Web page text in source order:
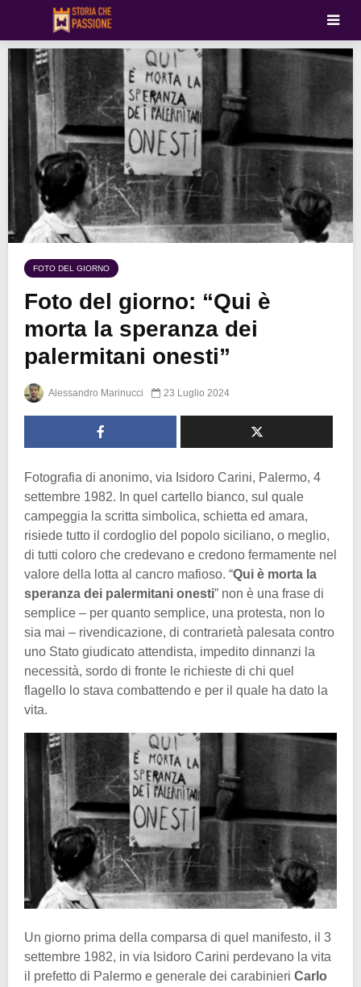
FOTO DEL GIORNO
Foto del giorno: “Qui è
morta la speranza dei
palermitani onesti”
Alessandro Marinucci 23 Luglio 2024
Fotografia di anonimo, via Isidoro Carini, Palermo, 4
settembre 1982. In quel cartello bianco, sul quale
campeggia la scritta simbolica, schietta ed amara,
risiede tutto il cordoglio del popolo siciliano, o meglio,
di tutti coloro che credevano e credono fermamente nel
valore della lotta al cancro mafioso. “Qui è morta la
speranza dei palermitani onesti” non è una frase di
semplice – per quanto semplice, una protesta, non lo
sia mai – rivendicazione, di contrarietà palesata contro
uno Stato giudicato attendista, impedito dinnanzi la
necessità, sordo di fronte le richieste di chi quel
flagello lo stava combattendo e per il quale ha dato la
vita.
Un giorno prima della comparsa di quel manifesto, il 3
settembre 1982, in via Isidoro Carini perdevano la vita
il prefetto di Palermo e generale dei carabinieri Carlo